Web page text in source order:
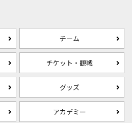
チーム
チケット・観戦
グッズ
アカデミー